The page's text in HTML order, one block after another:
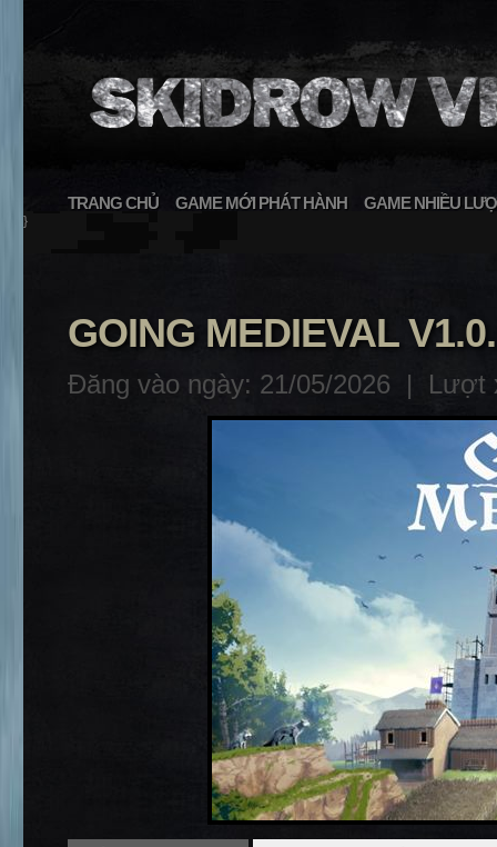
TRANG CHỦ GAME MỚI PHÁT HÀNH GAME NHIỀU
}
GOING MEDIEVAL
Đăng vào ngày: 21/05/2026 | Lượt